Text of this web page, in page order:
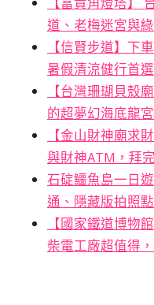
道、老梅迷宮與
【信賢步道】下
暑假清涼健行首
【台灣珊瑚貝殼
的超夢幻海底龍宮
【金山財神廟求
與財神ATM，拜
石碇鱷魚島一日
通、隱藏版拍照
【國家鐵道博物
柴電工廠超值得